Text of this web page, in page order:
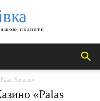
планети
Savarin»
«Palas